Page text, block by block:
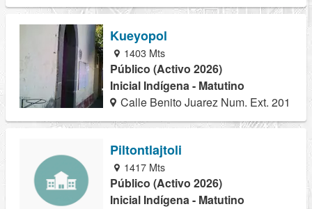
Kueyopol
1403 Mts
Público (Activo 2026)
Inicial Indígena - Matutino
Calle Benito Juarez Num. Ext. 201
Piltontlajtoli
1417 Mts
Público (Activo 2026)
Inicial Indígena - Matutino